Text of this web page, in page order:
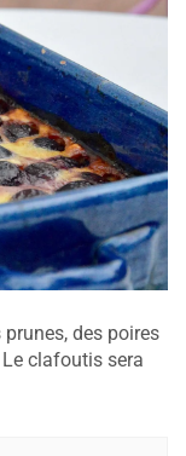
des poires
Le clafoutis sera